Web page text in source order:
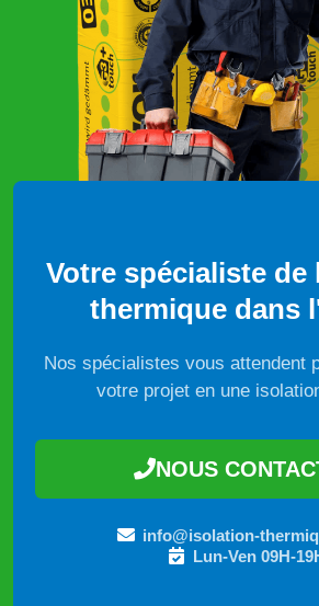
Votre spécialiste
thermique dans
Nos spécialistes vous attendent
votre projet en une
NOUS
info@isolation-
Lun-Ven 09H-